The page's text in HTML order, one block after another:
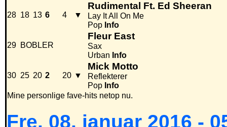
28 18 13 6 4 ▼
Rudimental Ft. Ed Sheeran
Lay It All On Me
Pop Info
29 BOBLER
Fleur East
Sax
Urban Info
30 25 20 2 20 ▼
Mick Motto
Reflekterer
Pop Info
Mine personlige fave-hits netop nu.
Fre. 08. januar 2016 -